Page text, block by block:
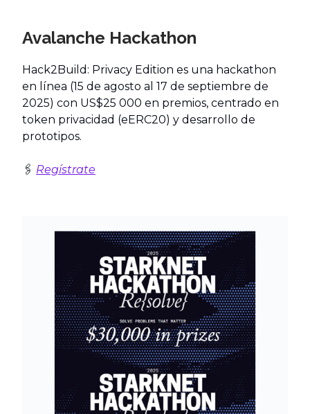
Avalanche Hackathon
Hack2Build: Privacy Edition es una hackathon
en línea (15 de agosto al 17 de septiembre de
2025) con US$25 000 en premios, centrado en
token privacidad (eERC20) y desarrollo de
prototipos.
🖇️ Regístrate